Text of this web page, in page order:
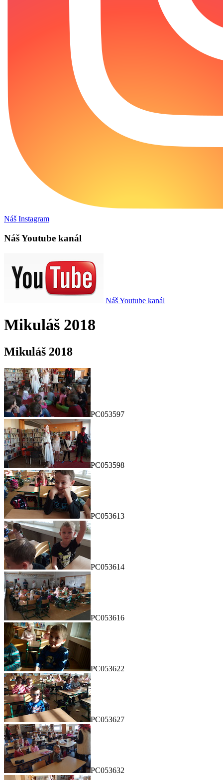
Náš Instagram
Náš Youtube kanál
Náš Youtube kanál
Mikuláš 2018
Mikuláš 2018
PC053597
PC053598
PC053613
PC053614
PC053616
PC053622
PC053627
PC053632